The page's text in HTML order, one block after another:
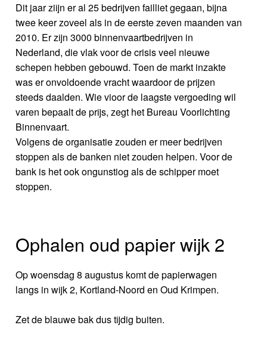
Dit jaar ziijn er al 25 bedrijven failliet gegaan, bijna
twee keer zoveel als in de eerste zeven maanden van
2010. Er zijn 3000 binnenvaartbedrijven in
Nederland, die vlak voor de crisis veel nieuwe
schepen hebben gebouwd. Toen de markt inzakte
was er onvoldoende vracht waardoor de prijzen
steeds daalden. Wie vioor de laagste vergoeding wil
varen bepaalt de prijs, zegt het Bureau Voorlichting
Binnenvaart.
Volgens de organisatie zouden er meer bedrijven
stoppen als de banken niet zouden helpen. Voor de
bank is het ook ongunstiog als de schipper moet
stoppen.
Ophalen oud papier wijk 2
Op woensdag 8 augustus komt de papierwagen
langs in wijk 2, Kortland-Noord en Oud Krimpen.
Zet de blauwe bak dus tijdig buiten.